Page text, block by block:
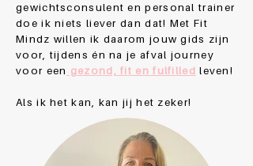
gewichtsconsulent en personal trainer
doe ik niets liever dan dat! Met Fit
Mindz willen ik daarom jouw gids zijn
voor, tijdens én na je afval journey
voor een gezond, fit en fulfilled leven!
Als ik het kan, kan jij het zeker!